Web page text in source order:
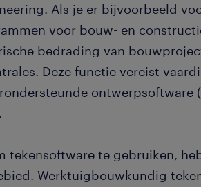
Als je er bijvoorbeeld
voor bouw- en
bedrading van
Deze functie vereist
ontwerpsoftware
tekensoftware te gebruiken,
Werktuigbouwkundig